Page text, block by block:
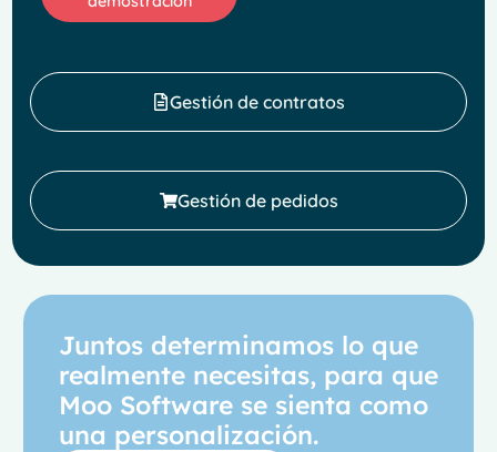
Gestión de contratos
Gestión de pedidos
Juntos determinamos lo que
realmente necesitas, para que
Moo Software se sienta como
una personalización.